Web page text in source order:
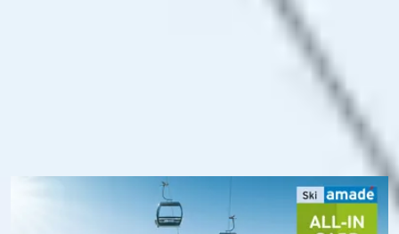
ermöglicht die
uneingeschränkte Nutzung der 27 teilnehmenden
Bergbahnen und bringt dich zu 114 Wanderrouten, 23
unterschiedliche Bike-Trails und zu den 78 Familien-
Angeboten am Berg und das inkl. Sportgerätetransport.
Zudem profitierst du in Ski amadé von Free W-LAN und
weißt dank der Ski amadé App immer ganz genau über den
Betriebsstatus der Bergbahnen Bescheid – und darüber, wo